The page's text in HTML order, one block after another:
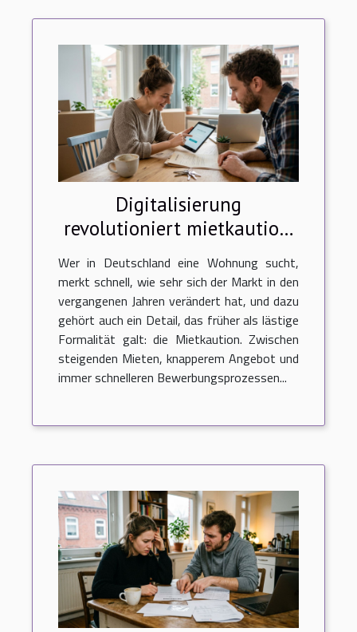
Digitalisierung
revolutioniert mietkaution:
starke trends auf dem
deutschen wohnungsmarkt
Wer in Deutschland eine Wohnung sucht,
merkt schnell, wie sehr sich der Markt in den
vergangenen Jahren verändert hat, und dazu
gehört auch ein Detail, das früher als lästige
Formalität galt: die Mietkaution. Zwischen
steigenden Mieten, knapperem Angebot und
immer schnelleren Bewerbungsprozessen...